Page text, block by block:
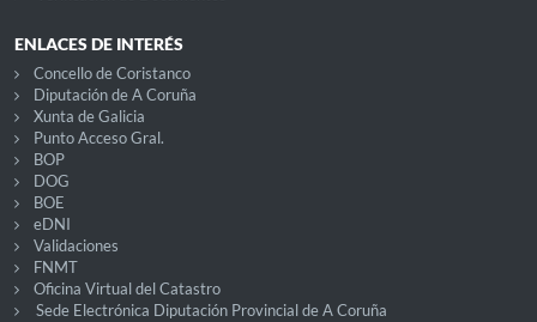
ENLACES DE INTERÉS
Concello de Coristanco
Diputación de A Coruña
Xunta de Galicia
Punto Acceso Gral.
BOP
DOG
BOE
eDNI
Validaciones
FNMT
Oficina Virtual del Catastro
Sede Electrónica Diputación Provincial de A Coruña